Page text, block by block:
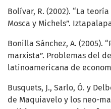
Bolívar, R. (2002). “La
Mosca y Michels”.
Bonilla Sánchez, A. (2005).
marxista”. Problemas del
latinoamericana de
Busquets, J., Sarlo, Ó. y
de Maquiavelo y los neo-